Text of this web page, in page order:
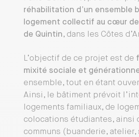
réhabilitation d’un ensemble
logement collectif au cœur de
de Quintin, dans les Côtes
L’objectif de ce projet est de
mixité sociale et
ensemble, tout en étant
Ainsi, le bâtiment prévoit
logements familiaux, de
colocations étudiantes, ainsi
communs (buanderie, atelier,